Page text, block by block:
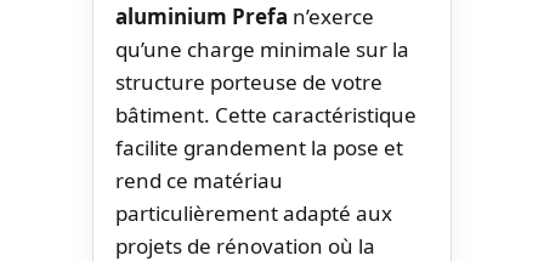
aluminium Prefa n’exerce
qu’une charge minimale sur la
structure porteuse de votre
bâtiment. Cette caractéristique
facilite grandement la pose et
rend ce matériau
particulièrement adapté aux
projets de rénovation où la